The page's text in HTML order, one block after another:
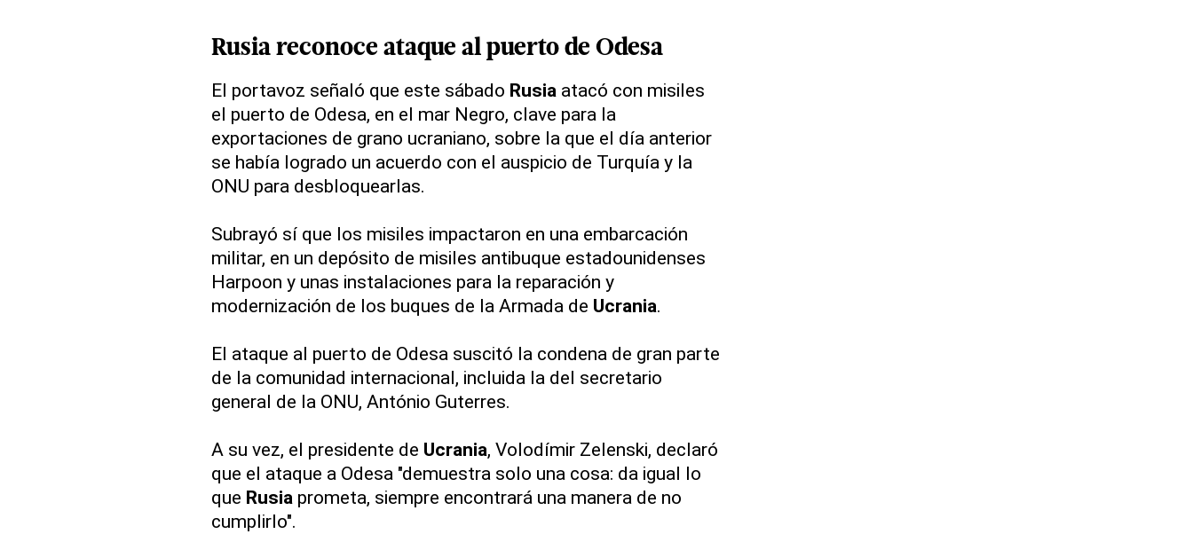
Rusiareconoce ataque al puerto de Odesa
El portavoz señaló que este sábado Rusiaatacó con misiles
el puerto de Odesa, en el mar Negro, clave para la
exportaciones de grano ucraniano, sobre la que el día anterior
se había logrado un acuerdo con el auspicio de Turquía y la
ONU para desbloquearlas.
Subrayó sí que los misiles impactaron en una embarcación
militar, en un depósito de misiles antibuque estadounidenses
Harpoon y unas instalaciones para la reparación y
modernización de los buques de la Armada de Ucrania.
El ataque al puerto de Odesa suscitó la condena de gran parte
de la comunidad internacional, incluida la del secretario
general de la ONU, António Guterres.
A su vez, el presidente de Ucrania, Volodímir Zelenski, declaró
que el ataque a Odesa "demuestra solo una cosa: da igual lo
que Rusiaprometa, siempre encontrará una manera de no
cumplirlo".